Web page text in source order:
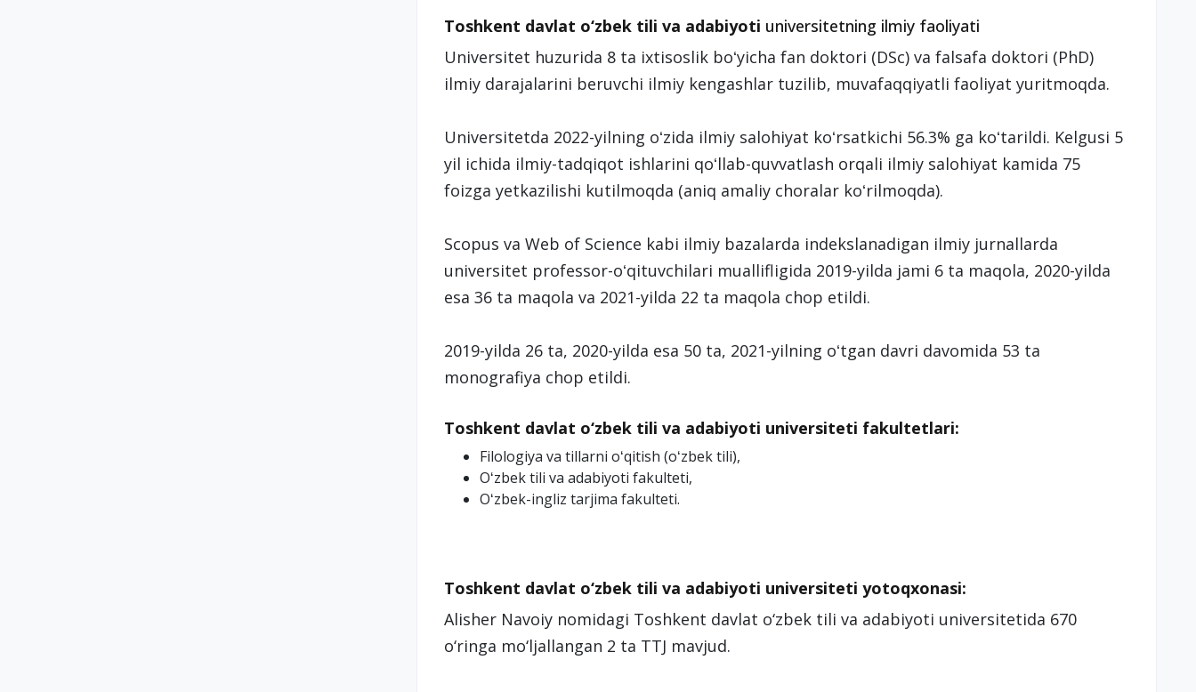
Toshkent davlat o‘zbek tili va adabiyoti universitetning ilmiy faoliyati
Universitet huzurida 8 ta ixtisoslik boʻyicha fan doktori (DSc) va falsafa doktori (PhD)
ilmiy darajalarini beruvchi ilmiy kengashlar tuzilib, muvafaqqiyatli faoliyat yuritmoqda.
Universitetda 2022-yilning oʻzida ilmiy salohiyat koʻrsatkichi 56.3% ga koʻtarildi. Kelgusi 5
yil ichida ilmiy-tadqiqot ishlarini qoʻllab-quvvatlash orqali ilmiy salohiyat kamida 75
foizga yetkazilishi kutilmoqda (aniq amaliy choralar koʻrilmoqda).
Scopus va Web of Science kabi ilmiy bazalarda indekslanadigan ilmiy jurnallarda
universitet professor-oʻqituvchilari muallifligida 2019-yilda jami 6 ta maqola, 2020-yilda
esa 36 ta maqola va 2021-yilda 22 ta maqola chop etildi.
2019-yilda 26 ta, 2020-yilda esa 50 ta, 2021-yilning oʻtgan davri davomida 53 ta
monografiya chop etildi.
Toshkent davlat o‘zbek tili va adabiyoti universiteti fakultetlari:
Filologiya va tillarni oʻqitish (oʻzbek tili),
Oʻzbek tili va adabiyoti fakulteti,
Oʻzbek-ingliz tarjima fakulteti.
Toshkent davlat o‘zbek tili va adabiyoti universiteti yotoqxonasi:
Alisher Navoiy nomidagi Toshkent davlat o‘zbek tili va adabiyoti universitetida 670
o‘ringa mo‘ljallangan 2 ta TTJ mavjud.